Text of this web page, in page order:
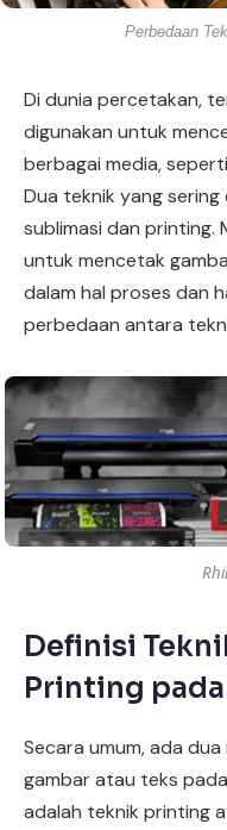
Perbedaan
Di dunia percetakan,
digunakan untuk
berbagai media,
Dua teknik yang
sublimasi dan printing.
untuk mencetak
dalam hal proses dan
perbedaan antara
Definisi
Printing pada
Secara umum, ada
gambar atau teks
adalah teknik printing